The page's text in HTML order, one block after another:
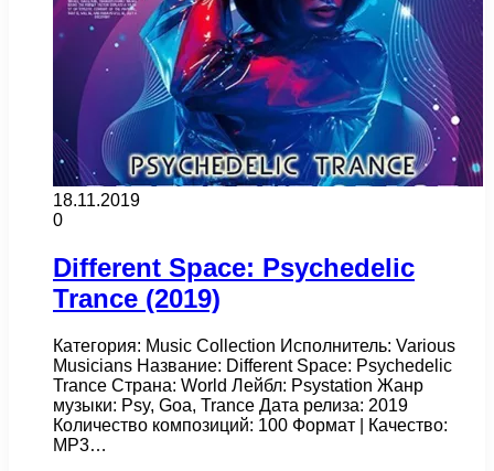
18.11.2019
0
Different Space: Psychedelic
Trance (2019)
Категория: Music Collection Исполнитель: Various
Musicians Название: Different Space: Psychedelic
Trance Страна: World Лейбл: Psystation Жанр
музыки: Psy, Goa, Trance Дата релиза: 2019
Количество композиций: 100 Формат | Качество:
MP3…